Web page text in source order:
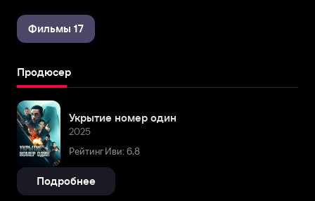
Фильмы 17
Продюсер
Укрытие номер один
2025
Рейтинг Иви: 6,8
Подробнее